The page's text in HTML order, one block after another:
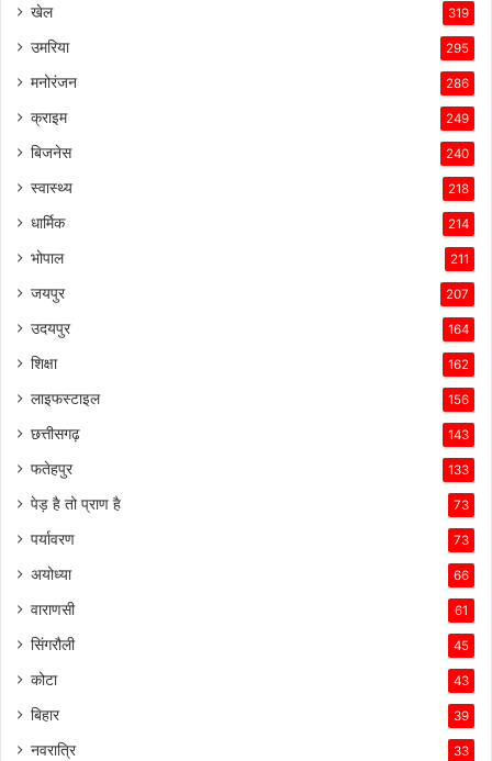
खेल 319
उमरिया 295
मनोरंजन 286
क्राइम 249
बिजनेस 240
स्वास्थ्य 218
धार्मिक 214
भोपाल 211
जयपुर 207
उदयपुर 164
शिक्षा 162
लाइफस्टाइल 156
छत्तीसगढ़ 143
फतेहपुर 133
पेड़ है तो प्राण है 73
पर्यावरण 73
अयोध्या 66
वाराणसी 61
सिंगरौली 45
कोटा 43
बिहार 39
नवरात्रि 33